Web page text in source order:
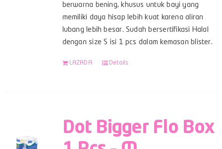
berwarna bening, khusus untuk bayi yang
memiliki daya hisap lebih kuat karena aliran
lubang lebih besar. Sudah bersertifikasi Halal
dengan size S isi 1 pcs dalam kemasan blister.
LAZADA Details
Dot Bigger Flo Box